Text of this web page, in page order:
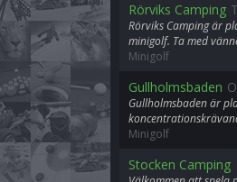
Rörviks Camping
Rörviks Camping är
minigolf. Ta med
Minigolf
Gullholmsbaden
Gullholmsbaden är
Minigolf
Stocken Camping